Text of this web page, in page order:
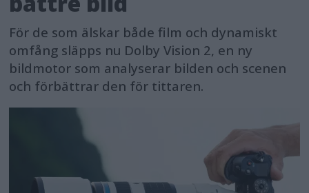
För de som älskar både film och dynamiskt
omfång släpps nu Dolby Vision 2, en ny
bildmotor som analyserar bilden och scenen
och förbättrar den för tittaren.